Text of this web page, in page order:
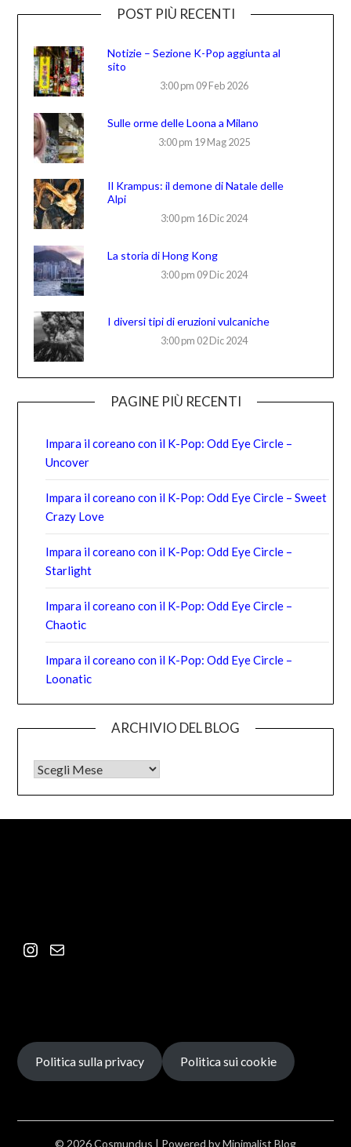
POST PIÙ RECENTI
Notizie – Sezione K-Pop aggiunta al
sito
3:00 pm 09 Feb 2026
Sulle orme delle Loona a Milano
3:00 pm 19 Mag 2025
Il Krampus: il demone di Natale delle
Alpi
3:00 pm 16 Dic 2024
La storia di Hong Kong
3:00 pm 09 Dic 2024
I diversi tipi di eruzioni vulcaniche
3:00 pm 02 Dic 2024
PAGINE PIÙ RECENTI
Impara il coreano con il K-Pop: Odd Eye Circle –
Uncover
Impara il coreano con il K-Pop: Odd Eye Circle – Sweet
Crazy Love
Impara il coreano con il K-Pop: Odd Eye Circle –
Starlight
Impara il coreano con il K-Pop: Odd Eye Circle –
Chaotic
Impara il coreano con il K-Pop: Odd Eye Circle –
Loonatic
ARCHIVIO DEL BLOG
Politica sulla privacy Politica sui cookie
© 2026 Cosmundus | Powered byMinimalist Blog